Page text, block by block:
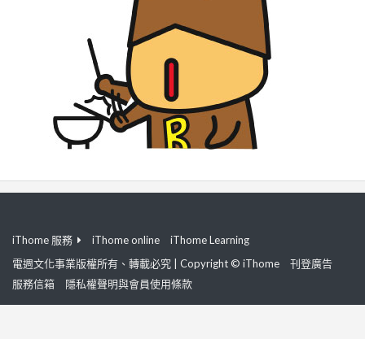
iThome 服務 iThome online
iThome Learning
電週文化事業版權所有、轉載必究 | Copyright © iThome
刊登廣告
服務信箱
隱私權聲明與會員使用條款